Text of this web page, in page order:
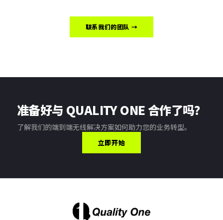
联系我们的团队 →
准备好与 QUALITY ONE 合作了吗？
了解我们的端到端无线解决方案如何助力您的业务转型。
立即开始